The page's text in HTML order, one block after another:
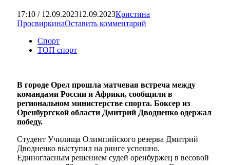
17:10 / 12.09.202312.09.2023Кристина
ПросвиркинаОставить комментарий
Спорт
ТОП спорт
В городе Орел прошла матчевая встреча между
командами России и Африки, сообщили в
региональном министерстве спорта. Боксер из
Оренбургской области Дмитрий Дводненко одержал
победу.
Студент Училища Олимпийского резерва Дмитрий
Дводненко выступил на ринге успешно.
Единогласным решением судей оренбуржец в весовой